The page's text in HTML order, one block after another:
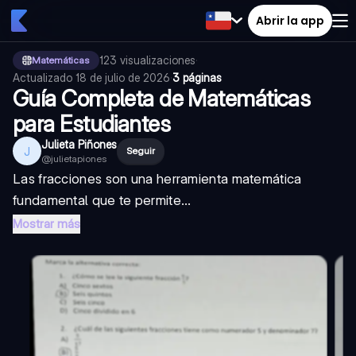
Abrir la app
Matemáticas 123 visualizaciones·
Actualizado 18 de julio de 2026·3 páginas
Guía Completa de Matemáticas
para Estudiantes
J Julieta Piñones
@julietapiones
Seguir
Las fracciones son una herramienta matemática
fundamental que te permite...
Mostrar más